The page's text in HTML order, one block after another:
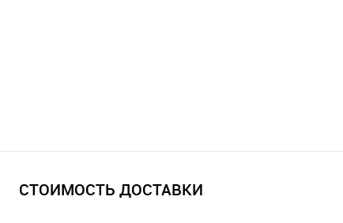
СТОИМОСТЬ ДОСТАВКИ